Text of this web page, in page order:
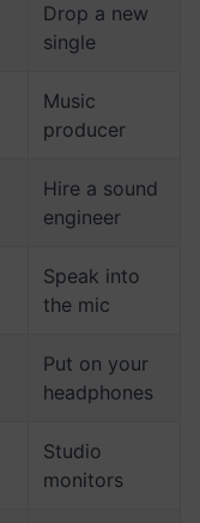
Drop a new
single
Music
producer
Hire a sound
engineer
Speak into
the mic
Put on your
headphones
Studio
monitors